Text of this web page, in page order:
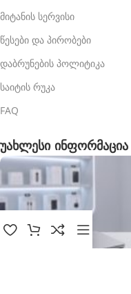
მიტანის სერვისი
წესები და პირობები
დაბრუნების პოლიტიკა
საიტის რუკა
FAQ
უახლესი ინფორმაცია